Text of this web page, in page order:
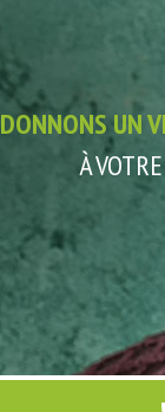
DONNONS UN
À